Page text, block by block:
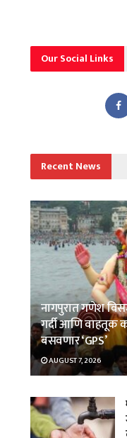
Our Social Links
Recent News
नागपुरात गणेश
गर्दी आणि वाहतूक
बसवणार ‘GPS’
AUGUST 7, 2026